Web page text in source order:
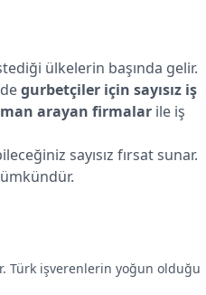
ülkelerin başında gelir.
gurbetçiler için sayısız iş
arayan firmalar ile iş
sayısız fırsat sunar.
Türk işverenlerin yoğun olduğu